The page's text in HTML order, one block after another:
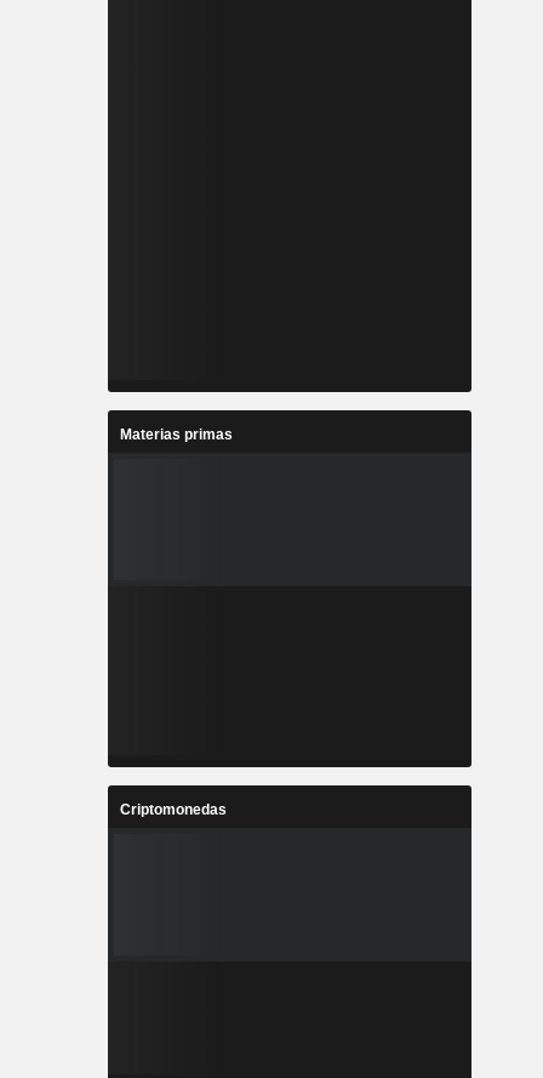
Materias primas
Criptomonedas